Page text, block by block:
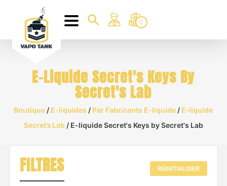
0
E-Liquide Secret's Keys By
Secret's Lab
Boutique / E-liquides / Par Fabricants E-liquide / E‑liquide
Secret’s Lab/ E-liquide Secret's Keys by Secret's Lab
FILTRES RÉINITIALISER